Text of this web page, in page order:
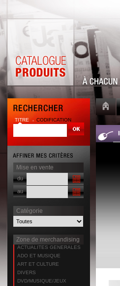
TITRE CODIFICATION
Mise en vente
du
au
Catégorie
Zone de merchandising
ACTUALITES GENERALES
ADO ET MUSIQUE
ART ET CULTURE
DIVERS
DVD/MUSIQUE/JEUX